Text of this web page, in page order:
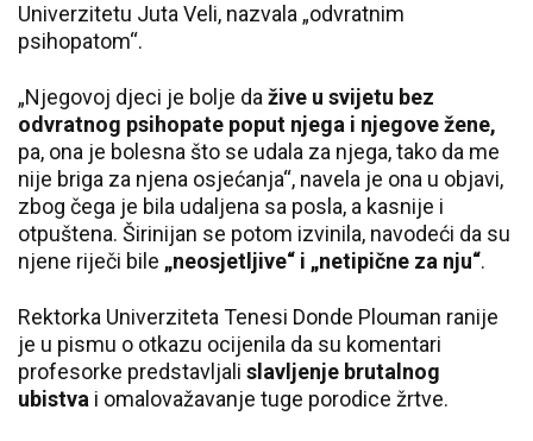
Univerzitetu Juta Veli, nazvala „odvratnim
psihopatom“.
„Njegovoj djeci je bolje da žive u svijetu bez
odvratnog psihopate poput njega i njegove žene,
pa, ona je bolesna što se udala za njega, tako da me
nije briga za njena osjećanja“, navela je ona u objavi,
zbog čega je bila udaljena sa posla, a kasnije i
otpuštena. Širinijan se potom izvinila, navodeći da su
njene riječi bile „neosjetljive“ i „netipične za nju“.
Rektorka Univerziteta Tenesi Donde Plouman ranije
je u pismu o otkazu ocijenila da su komentari
profesorke predstavljali slavljenje brutalnog
ubistva i omalovažavanje tuge porodice žrtve.